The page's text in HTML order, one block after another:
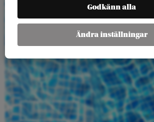
Beställ här
Godkänn alla
Ändra inställningar